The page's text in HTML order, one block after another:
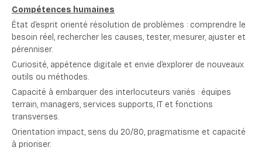
Compétences humaines
État d’esprit orienté résolution de problèmes : comprendre le
besoin réel, rechercher les causes, tester, mesurer, ajuster et
pérenniser.
Curiosité, appétence digitale et envie d’explorer de nouveaux
outils ou méthodes.
Capacité à embarquer des interlocuteurs variés : équipes
terrain, managers, services supports, IT et fonctions
transverses.
Orientation impact, sens du 20/80, pragmatisme et capacité
à prioriser.